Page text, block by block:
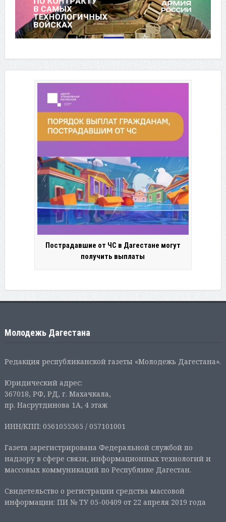
Пострадавшие от ЧС в Дагестане могут
получить выплаты
Молодежь Дагестана
Редакция республиканской газеты «Молодежь Дагестана».
Юридический адрес:
367018, РФ, РД, г. Махачкала,
пр. Насрутдинова 1А, 4 этаж
ИНН/КПП: 0561055365 / 057101001
Газета зарегистрирована Федеральной службой по
надзору в сфере связи, информационных технологий и
массовых коммуникаций по Республике Дагестан.
Свидетельство о регистрации средства массовой
информации: ПИ № ТУ 05-00409 от 22 апреля 2019 года